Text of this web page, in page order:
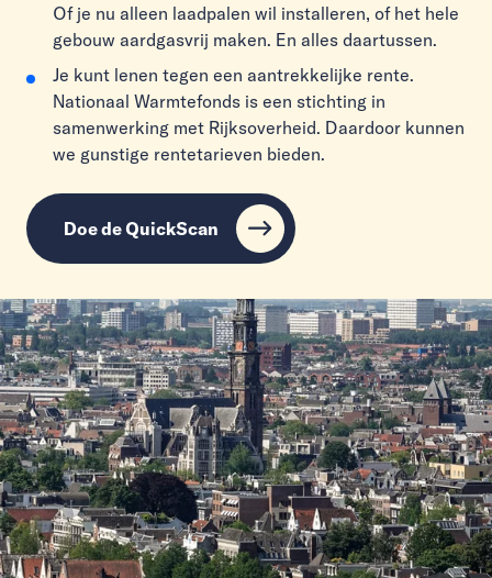
Of je nu alleen laadpalen wil installeren, of het hele
gebouw aardgasvrij maken. En alles daartussen.
Je kunt lenen tegen een aantrekkelijke rente.
Nationaal Warmtefonds is een stichting in
samenwerking met Rijksoverheid. Daardoor kunnen
we gunstige rentetarieven bieden.
Doe de QuickScan